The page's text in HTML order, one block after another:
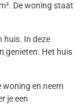
De woning staat
huis. In deze
genieten. Het huis
woning en neem
je een